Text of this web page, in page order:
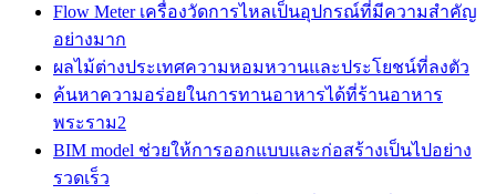
Flow Meter เครื่องวัดการไหลเป็นอุปกรณ์ที่มีความสำคัญ
อย่างมาก
ผลไม้ต่างประเทศความหอมหวานและประโยชน์ที่ลงตัว
ค้นหาความอร่อยในการทานอาหารได้ที่ร้านอาหาร
พระราม2
BIM model ช่วยให้การออกแบบและก่อสร้างเป็นไปอย่าง
รวดเร็ว